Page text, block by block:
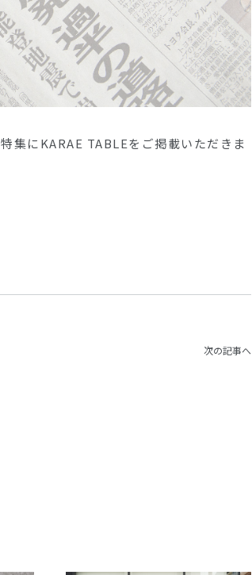
集にKARAE TABLEをご掲載いただきま
次の記事へ